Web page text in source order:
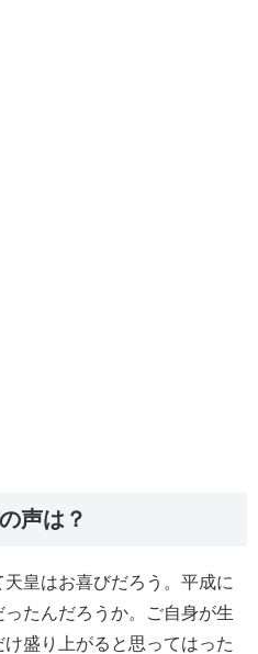
声は？
皇はお喜びだろう。平成に
たんだろうか。ご自身が生
盛り上がると思ってはった